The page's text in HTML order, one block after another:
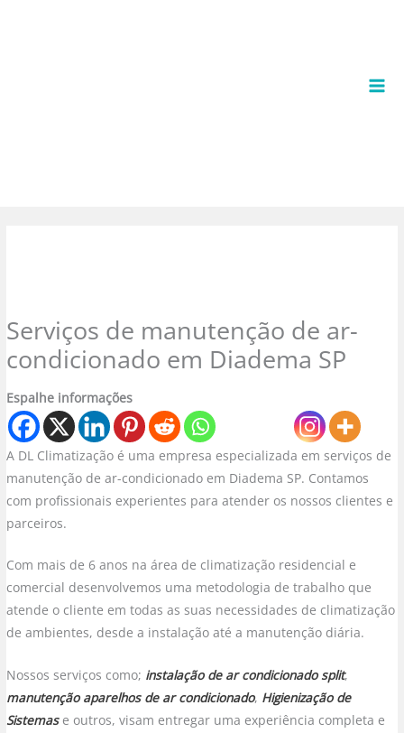
Serviços de manutenção de ar-
condicionado em Diadema SP
Espalhe informações
A DL Climatização é uma empresa especializada em serviços de
manutenção de ar-condicionado em Diadema SP. Contamos
com profissionais experientes para atender os nossos clientes e
parceiros.
Com mais de 6 anos na área de climatização residencial e
comercial desenvolvemos uma metodologia de trabalho que
atende o cliente em todas as suas necessidades de climatização
de ambientes, desde a instalação até a manutenção diária.
Nossos serviços como; instalação de ar condicionado split,
manutenção aparelhos de ar condicionado, Higienização de
Sistemase outros, visam entregar uma experiência completa e